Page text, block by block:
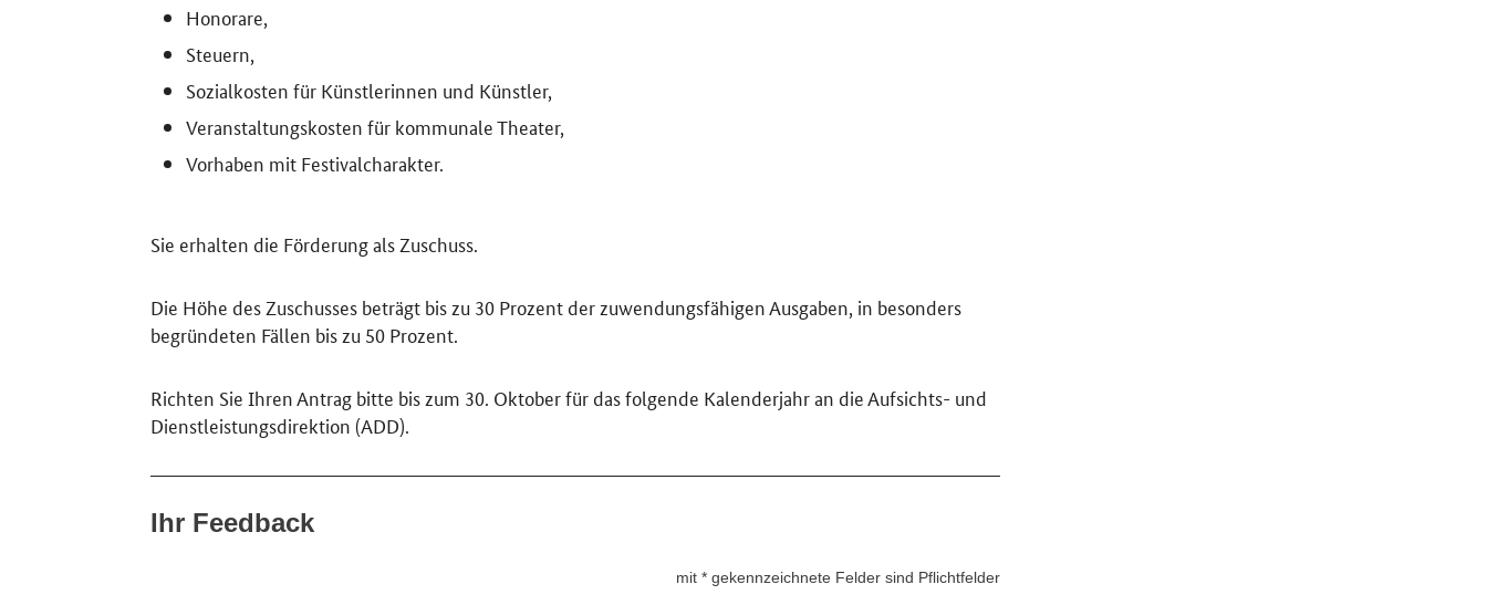
Honorare,
Steuern,
Sozialkosten für Künstlerinnen und Künstler,
Veranstaltungskosten für kommunale Theater,
Vorhaben mit Festivalcharakter.
Sie erhalten die Förderung als Zuschuss.
Die Höhe des Zuschusses beträgt bis zu 30 Prozent der zuwendungsfähigen Ausgaben, in besonders
begründeten Fällen bis zu 50 Prozent.
Richten Sie Ihren Antrag bitte bis zum 30. Oktober für das folgende Kalenderjahr an die Aufsichts- und
Dienstleistungsdirektion (ADD).